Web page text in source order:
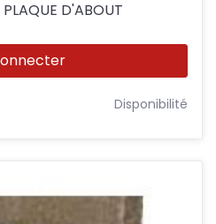
D'ABOUT
Disponibilité